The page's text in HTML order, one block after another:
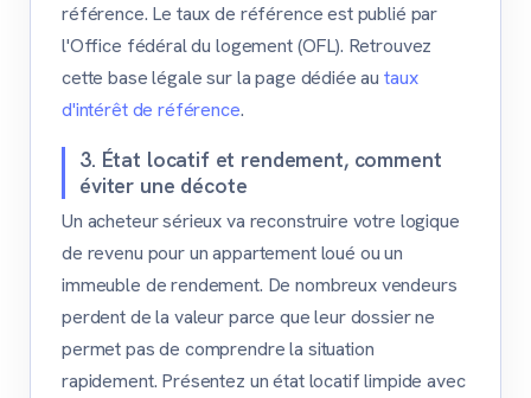
référence. Le taux de référence est publié par
l'Office fédéral du logement (OFL). Retrouvez
cette base légale sur la page dédiée autaux
d'intérêt de référence.
3. État locatif et rendement, comment
éviter une décote
Un acheteur sérieux va reconstruire votre logique
de revenu pour un appartement loué ou un
immeuble de rendement. De nombreux vendeurs
perdent de la valeur parce que leur dossier ne
permet pas de comprendre la situation
rapidement. Présentez un état locatif limpide avec